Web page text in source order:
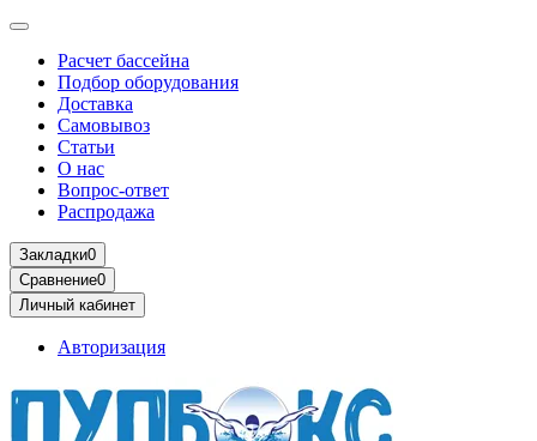
Расчет бассейна
Подбор оборудования
Доставка
Самовывоз
Статьи
О нас
Вопрос-ответ
Распродажа
Закладки0
Сравнение0
Личный кабинет
Авторизация